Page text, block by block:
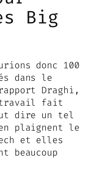
Big
donc 100
dans le
Draghi,
travail fait
dire un tel
plaignent le
et elles
beaucoup